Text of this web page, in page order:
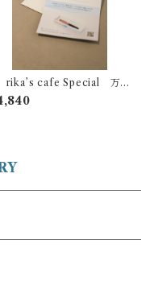
rika’s cafe Special 万年
ュッフェ ギフトカード
名入れ無料【カード送料